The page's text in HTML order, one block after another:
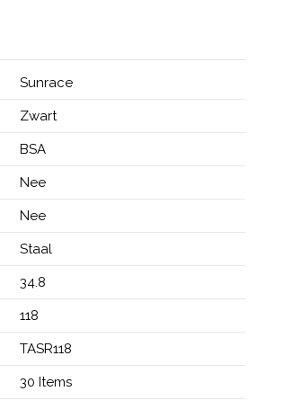
Sunrace
Zwart
BSA
Nee
Nee
Staal
34.8
118
TASR118
30 Items